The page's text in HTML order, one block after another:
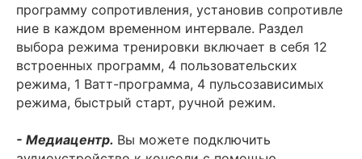
программу сопротивления, установив сопротивле
ние в каждом временном интервале. Раздел
выбора режима тренировки включает в себя 12
встроенных программ, 4 пользовательских
режима, 1 Ватт-программа, 4 пульсозависимых
режима, быстрый старт, ручной режим.
- Медиацентр. Вы можете подключить